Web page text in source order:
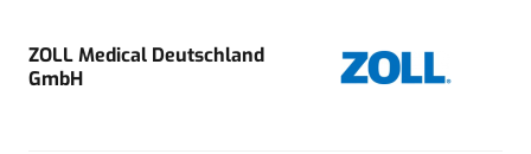
ZOLL Medical Deutschland
GmbH